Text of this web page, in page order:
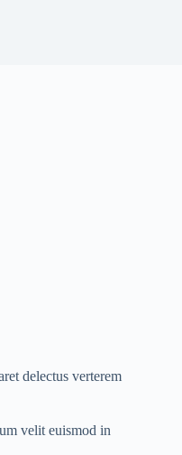
delectus verterem
velit euismod in